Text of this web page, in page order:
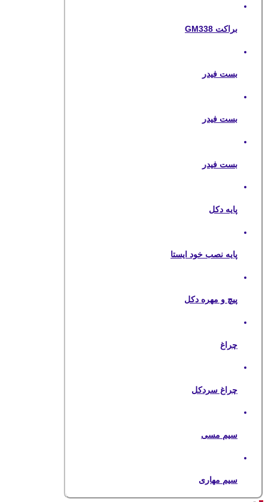
براکت GM338
بست فیدر
بست فیدر
بست فیدر
پایه دکل
پایه نصب خود ایستا
پیچ و مهره دکل
چراغ
چراغ سردکل
سیم مسی
سیم مهاری